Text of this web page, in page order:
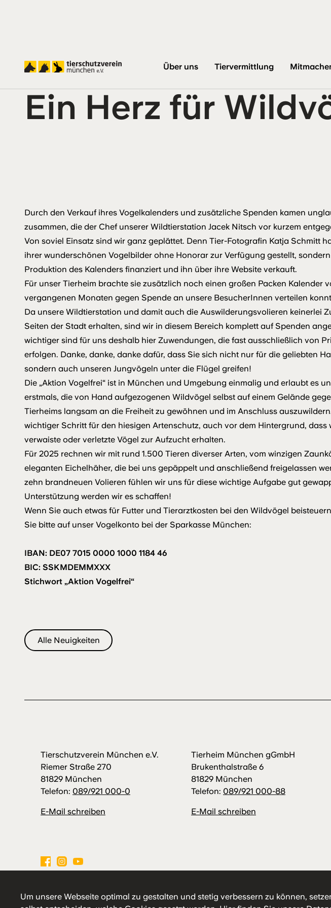
Um unsere Webseite optimal zu gestalten und stetig verbessern zu können,
Über uns Tiervermittlung
Startseite Ein Herz für Wildvögel
Ein Herz für
Durch den Verkauf ihres Vogelkalenders und zusätzliche Spenden kamen
zusammen, die der Chef unserer Wildtierstation Jacek Nitsch vor kurzem
Von soviel Einsatz sind wir ganz geplättet. Denn Tier-Fotografin Katja Schmitt
ihrer wunderschönen Vogelbilder ohne Honorar zur Verfügung gestellt,
Produktion des Kalenders finanziert und ihn über ihre Website verkauft.
Für unser Tierheim brachte sie zusätzlich noch einen großen Packen Kalender
vergangenen Monaten gegen Spende an unsere BesucherInnen verteilen
Da unsere Wildtierstation und damit auch die Auswilderungsvolieren keinerlei
Seiten der Stadt erhalten, sind wir in diesem Bereich komplett auf Spenden
wichtiger sind für uns deshalb hier Zuwendungen, die fast ausschließlich von
erfolgen. Danke, danke, danke dafür, dass Sie sich nicht nur für die geliebten
sondern auch unseren Jungvögeln unter die Flügel greifen!
Die „Aktion Vogelfrei“ ist in München und Umgebung einmalig und erlaubt es
erstmals, die von Hand aufgezogenen Wildvögel selbst auf einem Gelände
Tierheims langsam an die Freiheit zu gewöhnen und im Anschluss
wichtiger Schritt für den hiesigen Artenschutz, auch vor dem Hintergrund, dass
verwaiste oder verletzte Vögel zur Aufzucht erhalten.
Für 2025 rechnen wir mit rund 1.500 Tieren diverser Arten, vom winzigen
eleganten Eichelhäher, die bei uns gepäppelt und anschließend freigelassen
zehn brandneuen Volieren fühlen wir uns für diese wichtige Aufgabe gut
Unterstützung werden wir es schaffen!
Wenn Sie auch etwas für Futter und Tierarztkosten bei den Wildvögel
Sie bitte auf unser Vogelkonto bei der Sparkasse München:
IBAN: DE07 7015 0000 1000 1184 46
BIC: SSKMDEMMXXX
Stichwort „Aktion Vogelfrei“
Alle Neuigkeiten
Tierschutzverein München e.V.
Riemer Straße 270
81829 München
Telefon: 089/921 000-0
E-Mail schreiben
Tierheim München gGmbH
Brukenthalstraße 6
81829 München
Telefon: 089/921 000-88
E-Mail schreiben